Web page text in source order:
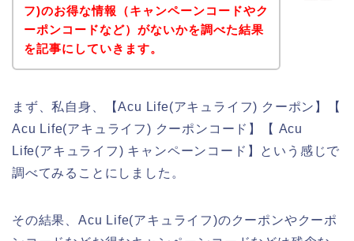
フ)のお得な情報（キャンペーンコードやク
ーポンコードなど）がないかを調べた結果
を記事にしていきます。
まず、私自身、【Acu Life(アキュライフ) クーポン】【
Acu Life(アキュライフ) クーポンコード】【 Acu
Life(アキュライフ) キャンペーンコード】という感じで
調べてみることにしました。
その結果、Acu Life(アキュライフ)のクーポンやクーポ